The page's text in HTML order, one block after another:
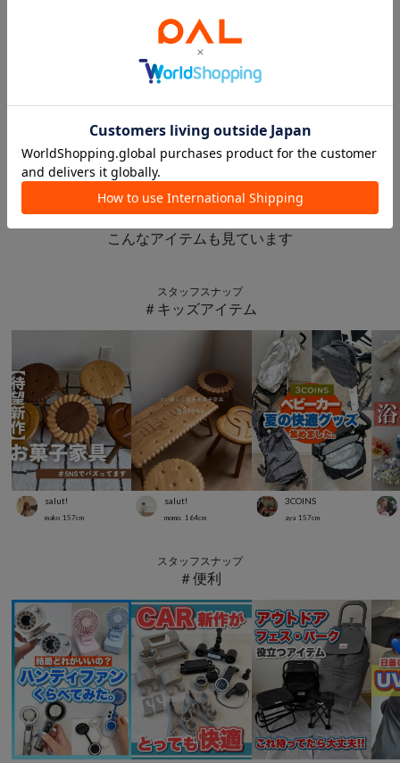
【NEW】レースアクセサリー❁︎ 🤍
3COINS
このアイテムを見た人は
こんなアイテムも見ています
スタッフスナップ
＃キッズアイテム
salut!
mako 157cm
salut!
momo. 164cm
3COINS
aya 157cm
スタッフスナップ
＃便利